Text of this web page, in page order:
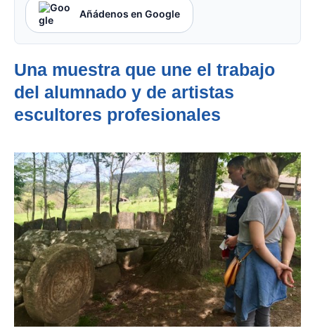
Añádenos en Google
Una muestra que une el trabajo
del alumnado y de artistas
escultores profesionales